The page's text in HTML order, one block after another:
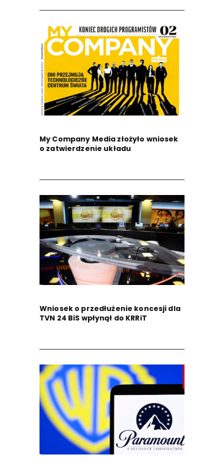
My Company Media złożyło wniosek
o zatwierdzenie układu
Wniosek o przedłużenie koncesji dla
TVN 24 BiS wpłynął do KRRiT